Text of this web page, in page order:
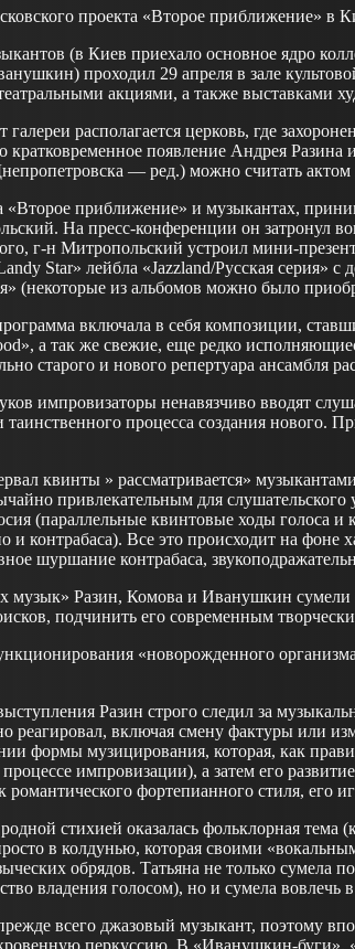
проекта «Второе приближение» в
(в Киев приехало основное ядро
проходил 29 апреля в зале
акциями, а также выставками
галереи располагается церковь, где
кратковременное появление Андрея
— ред.) можно считать
«Второе приближение» и музыкантах,
На пресс-конференции он затронул
г-н Митропольский устроил мини-
Star» лейбла «Jazzland/Русская серия»
(некоторые из альбомов можно было
включала в себя композиции,
а так же свежие, еще редко
старого и нового репертуара ансамбля
импровизаторы ненавязчиво вводят
таинственного процесса создания нового.
квинты » рассматривается»
привлекательным для
(параллельные квинтовые ходы голоса
и контрабаса). Все это происходит на
шуршание контрабаса,
Разин, Комова и Иванушкин сумели
подчинить его современным
«новорожденного
Разин строго следил за
реагировал, включая смену фактуры или
формы музицирования, которая, как
импровизации), а затем его
романтического фортепианного стиля,
стихией оказалась фольклорная тема
в колдунью, которая своими
обрядов. Татьяна не только сумела
владения голосом), но и сумела вовлечь
всего джазовый музыкант, поэтому
перкуссию. В «Иванушкин-буги»,